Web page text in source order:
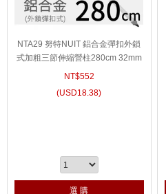
NTA29 努特NUIT 鋁合金彈扣外鎖
式加粗三節伸縮營柱280cm 32mm
鋁合金伸縮營柱伸縮鋁柱前庭柱天
NT$552
(USD18.38)
選 購